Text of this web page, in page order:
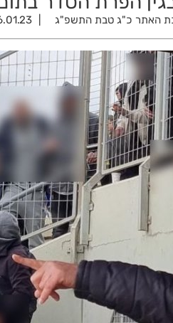
האתר כ"ג טבת התשפ"ג | 12:12